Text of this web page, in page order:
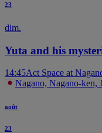
23
dim.
Yuta and his
14:45Act Space at
Nagano, Nagano-ken,
août
23